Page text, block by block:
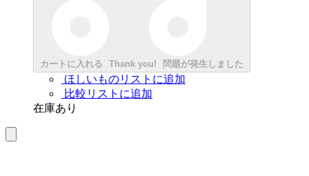
カートに入れる Thank you! 問題が発生しました
ほしいものリストに追加
比較リストに追加
在庫あり